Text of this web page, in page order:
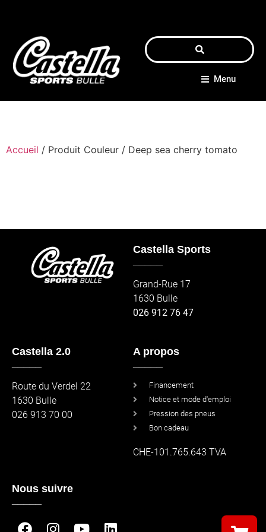
Menu
Accueil / Produit Couleur / Deep sea cherry tomato
Castella Sports
Grand-Rue 17
1630 Bulle
026 912 76 47
Castella 2.0
Route du Verdel 22
1630 Bulle
026 913 70 00
A propos
Financement
Notice et mode d'emploi
Pression des pneus
Bon cadeau
CHE-101.765.643 TVA
Nous suivre